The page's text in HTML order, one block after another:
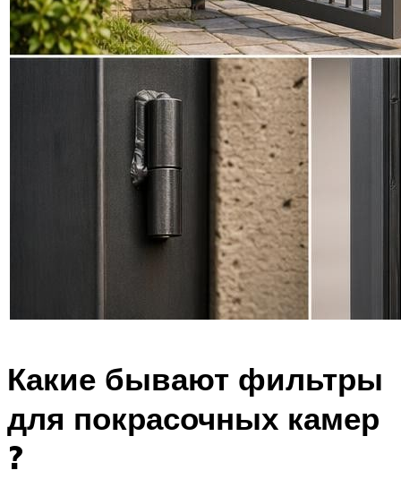
Какие бывают фильтры
для покрасочных камер
?